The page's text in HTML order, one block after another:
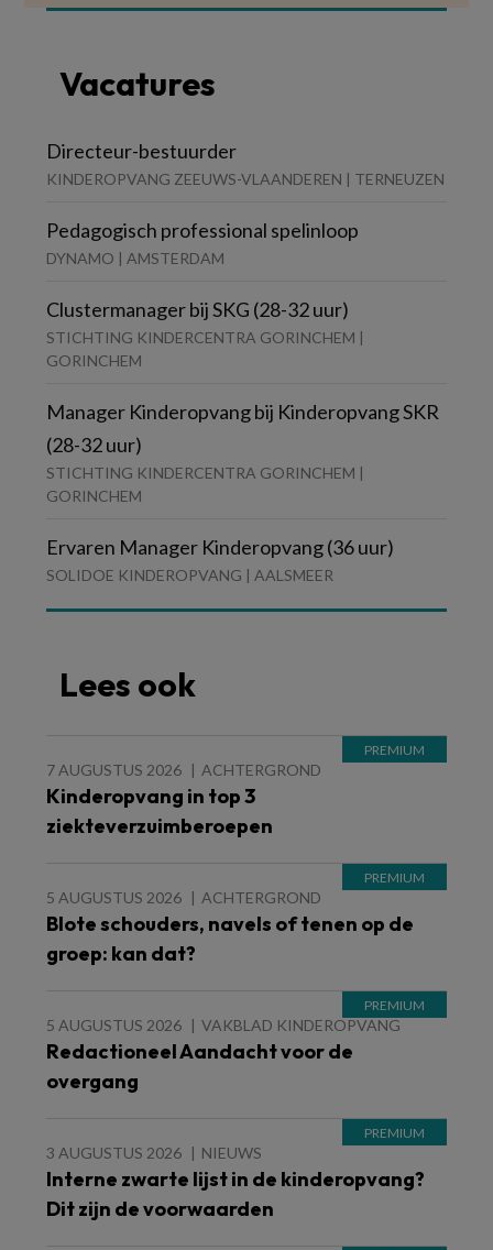
Vacatures
Directeur-bestuurder
KINDEROPVANG ZEEUWS-VLAANDEREN | TERNEUZEN
Pedagogisch professional spelinloop
DYNAMO | AMSTERDAM
Clustermanager bij SKG (28-32 uur)
STICHTING KINDERCENTRA GORINCHEM |
GORINCHEM
Manager Kinderopvang bij Kinderopvang SKR
(28-32 uur)
STICHTING KINDERCENTRA GORINCHEM |
GORINCHEM
Ervaren Manager Kinderopvang (36 uur)
SOLIDOE KINDEROPVANG | AALSMEER
Lees ook
7 AUGUSTUS 2026 ACHTERGROND
Kinderopvang in top 3
ziekteverzuimberoepen
5 AUGUSTUS 2026 ACHTERGROND
Blote schouders, navels of tenen op de
groep: kan dat?
5 AUGUSTUS 2026 VAKBLAD KINDEROPVANG
Redactioneel Aandacht voor de
overgang
3 AUGUSTUS 2026 NIEUWS
Interne zwarte lijst in de kinderopvang?
Dit zijn de voorwaarden